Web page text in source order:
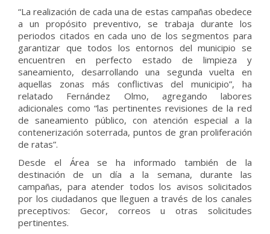
“La realización de cada una de estas campañas obedece
a un propósito preventivo, se trabaja durante los
periodos citados en cada uno de los segmentos para
garantizar que todos los entornos del municipio se
encuentren en perfecto estado de limpieza y
saneamiento, desarrollando una segunda vuelta en
aquellas zonas más conflictivas del municipio”, ha
relatado Fernández Olmo, agregando labores
adicionales como “las pertinentes revisiones de la red
de saneamiento público, con atención especial a la
contenerización soterrada, puntos de gran proliferación
de ratas”.
Desde el Área se ha informado también de la
destinación de un día a la semana, durante las
campañas, para atender todos los avisos solicitados
por los ciudadanos que lleguen a través de los canales
preceptivos: Gecor, correos u otras solicitudes
pertinentes.